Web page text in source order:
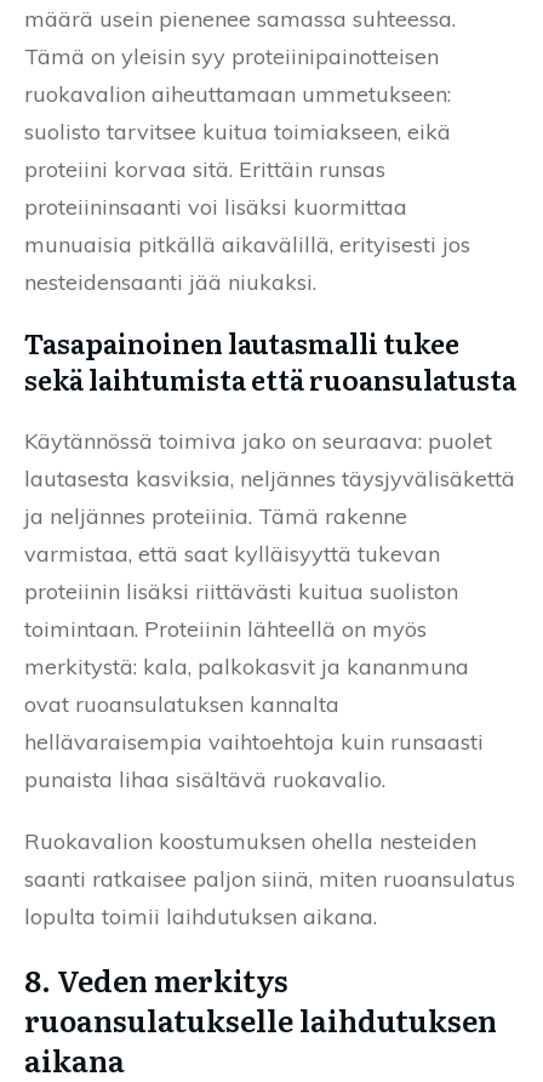
määrä usein pienenee samassa suhteessa.
Tämä on yleisin syy proteiinipainotteisen
ruokavalion aiheuttamaan ummetukseen:
suolisto tarvitsee kuitua toimiakseen, eikä
proteiini korvaa sitä. Erittäin runsas
proteiininsaanti voi lisäksi kuormittaa
munuaisia pitkällä aikavälillä, erityisesti jos
nesteidensaanti jää niukaksi.
Tasapainoinen lautasmalli tukee
sekä laihtumista että ruoansulatusta
Käytännössä toimiva jako on seuraava: puolet
lautasesta kasviksia, neljännes täysjyvälisäkettä
ja neljännes proteiinia. Tämä rakenne
varmistaa, että saat kylläisyyttä tukevan
proteiinin lisäksi riittävästi kuitua suoliston
toimintaan. Proteiinin lähteellä on myös
merkitystä: kala, palkokasvit ja kananmuna
ovat ruoansulatuksen kannalta
hellävaraisempia vaihtoehtoja kuin runsaasti
punaista lihaa sisältävä ruokavalio.
Ruokavalion koostumuksen ohella nesteiden
saanti ratkaisee paljon siinä, miten ruoansulatus
lopulta toimii laihdutuksen aikana.
8. Veden merkitys
ruoansulatukselle laihdutuksen
aikana